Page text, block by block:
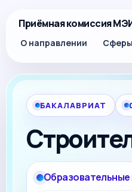
Приёмная комиссия
О направлении Сферы
БАКАЛАВРИАТ